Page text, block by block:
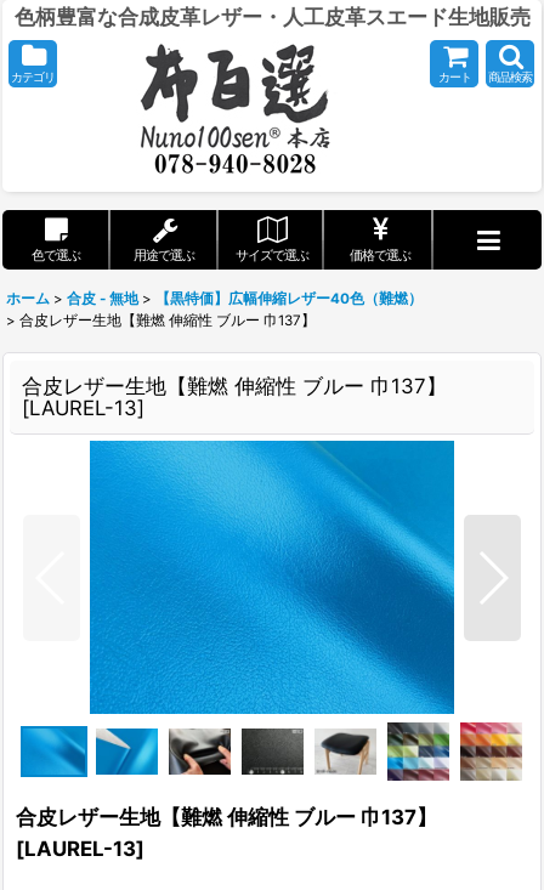
色柄豊富な合成皮革レザー・人工皮革スエード生地販売
カテゴリ カート 商品検索
色で選ぶ 用途で選ぶ サイズで選ぶ 価格で選ぶ
ホーム > 合皮 - 無地 >
【黒特価】広幅伸縮レザー40色（難燃）
> 合皮レザー生地【難燃 伸縮性 ブルー 巾137】
合皮レザー生地【難燃 伸縮性 ブルー 巾137】
[LAUREL-13]
合皮レザー生地【難燃 伸縮性 ブルー 巾137】
[LAUREL-13]